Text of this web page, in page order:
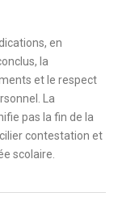
en
la
et le respect
La
pas la fin de la
contestation et
scolaire.